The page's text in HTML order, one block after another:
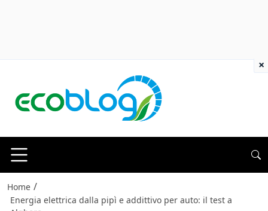
Home /
Energia elettrica dalla pipì e addittivo per auto: il test a
×